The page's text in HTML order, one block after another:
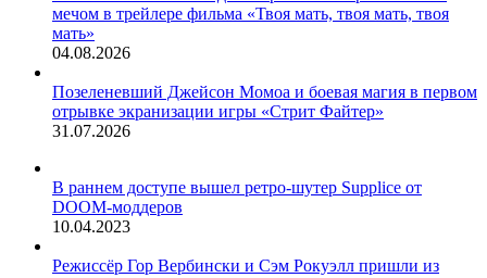
мечом в трейлере фильма «Твоя мать, твоя мать, твоя
мать»
04.08.2026
Позеленевший Джейсон Момоа и боевая магия в первом
отрывке экранизации игры «Стрит Файтер»
31.07.2026
В раннем доступе вышел ретро-шутер Supplice от
DOOM-моддеров
10.04.2023
Режиссёр Гор Вербински и Сэм Рокуэлл пришли из